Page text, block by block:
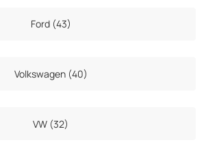
Ford (43)
Volkswagen (40)
VW (32)